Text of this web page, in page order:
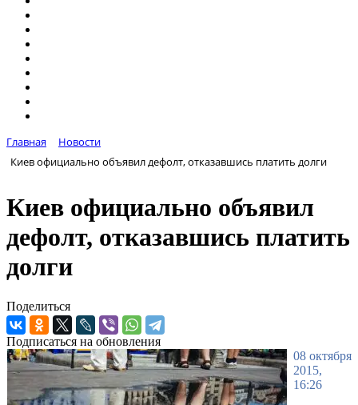
Главная
Новости
Киев официально объявил дефолт, отказавшись платить долги
Киев официально объявил
дефолт, отказавшись платить
долги
Поделиться
Подписаться на обновления
08 октября
2015,
16:26